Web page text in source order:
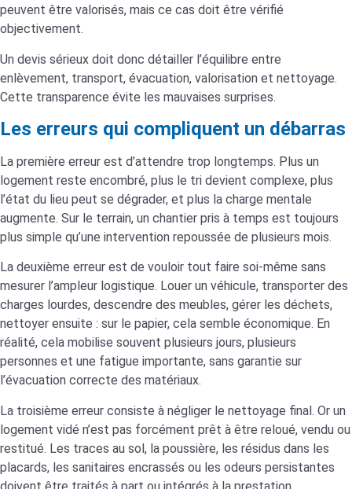
peuvent être valorisés, mais ce cas doit être vérifié
objectivement.
Un devis sérieux doit donc détailler l’équilibre entre
enlèvement, transport, évacuation, valorisation et nettoyage.
Cette transparence évite les mauvaises surprises.
Les erreurs qui compliquent un débarras
La première erreur est d’attendre trop longtemps. Plus un
logement reste encombré, plus le tri devient complexe, plus
l’état du lieu peut se dégrader, et plus la charge mentale
augmente. Sur le terrain, un chantier pris à temps est toujours
plus simple qu’une intervention repoussée de plusieurs mois.
La deuxième erreur est de vouloir tout faire soi-même sans
mesurer l’ampleur logistique. Louer un véhicule, transporter des
charges lourdes, descendre des meubles, gérer les déchets,
nettoyer ensuite : sur le papier, cela semble économique. En
réalité, cela mobilise souvent plusieurs jours, plusieurs
personnes et une fatigue importante, sans garantie sur
l’évacuation correcte des matériaux.
La troisième erreur consiste à négliger le nettoyage final. Or un
logement vidé n’est pas forcément prêt à être reloué, vendu ou
restitué. Les traces au sol, la poussière, les résidus dans les
placards, les sanitaires encrassés ou les odeurs persistantes